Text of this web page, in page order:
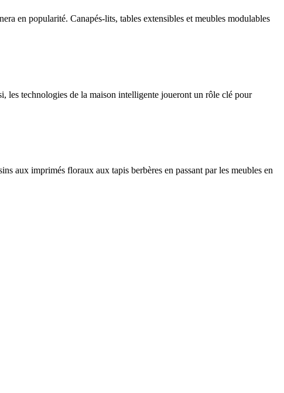
en popularité. Canapés-lits, tables extensibles et meubles modulables
les technologies de la maison intelligente joueront un rôle clé pour
aux imprimés floraux aux tapis berbères en passant par les meubles en